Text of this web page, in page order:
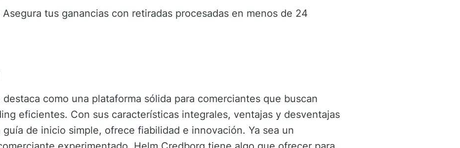
Asegura tus ganancias con retiradas procesadas en menos de 24
destaca como una plataforma sólida para comerciantes que buscan
eficientes. Con sus características integrales, ventajas y desventajas
guía de inicio simple, ofrece fiabilidad e innovación. Ya sea un